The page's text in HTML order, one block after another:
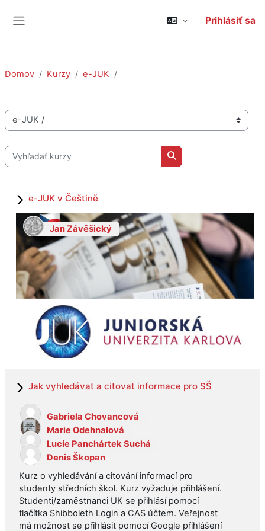
Prihlásiť sa
Domov Kurzy e-JUK
Kategórie kurzov
Vyhľadať kurzy
Vyhľadať kurzy
e-JUK v Češtině
Jan Závěšický
Jak vyhledávat a citovat informace pro SŠ
Gabriela Chovancová
Marie Odehnalová
Lucie Panchártek Suchá
Denis Škopan
Kurz o vyhledávání a citování informací pro
studenty středních škol. Kurz vyžaduje přihlášení.
Studenti/zaměstnanci UK se přihlásí pomocí
tlačítka Shibboleth Login a CAS účtem. Veřejnost
má možnost se přihlásit pomocí Google přihlášení